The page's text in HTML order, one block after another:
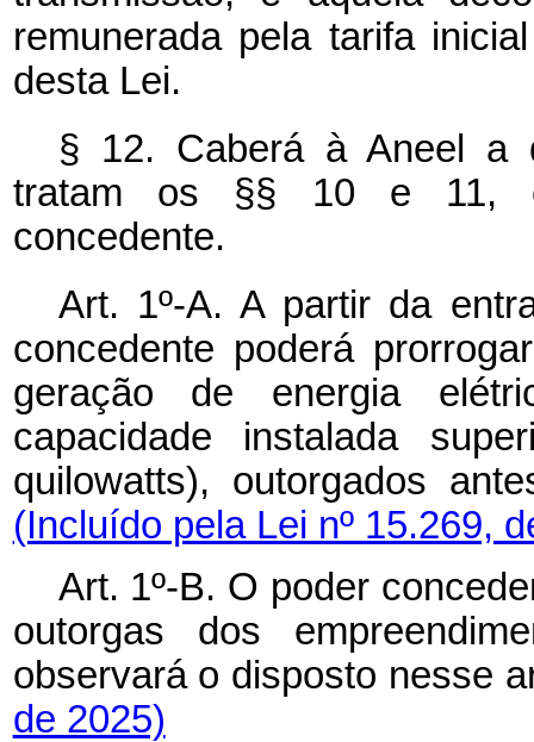
remunerada pela tarifa
desta Lei.
§ 12. Caberá à Aneel a
tratam os §§ 10 e 11,
concedente.
Art. 1º-A. A partir da
concedente poderá
geração de energia
capacidade instalada
quilowatts), outorgados
(Incluído pela Lei nº 15.269,
Art. 1º-B. O poder
outorgas dos
observará o disposto
de 2025)